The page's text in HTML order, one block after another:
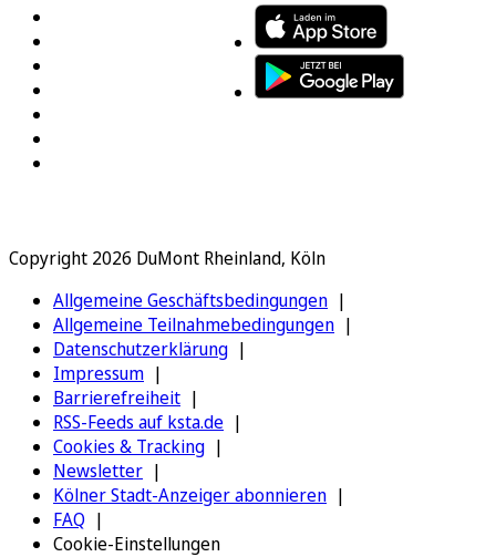
Copyright 2026 DuMont Rheinland, Köln
Allgemeine Geschäftsbedingungen
Allgemeine Teilnahmebedingungen
Datenschutzerklärung
Impressum
Barrierefreiheit
RSS-Feeds auf ksta.de
Cookies & Tracking
Newsletter
Kölner Stadt-Anzeiger abonnieren
FAQ
Cookie-Einstellungen